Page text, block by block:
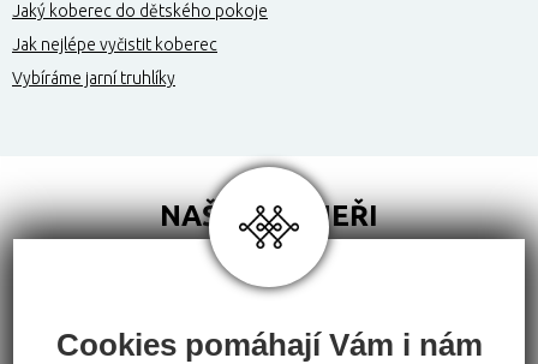
Jaký koberec do dětského pokoje
Jak nejlépe vyčistit koberec
Vybíráme jarní truhlíky
NAŠI PARTNEŘI
Cookies pomáhají Vám i nám